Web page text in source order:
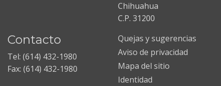
Chihuahua
C.P. 31200
Contacto
Tel: (614) 432-1980
Fax: (614) 432-1980
Quejas y sugerencias
Aviso de privacidad
Mapa del sitio
Identidad